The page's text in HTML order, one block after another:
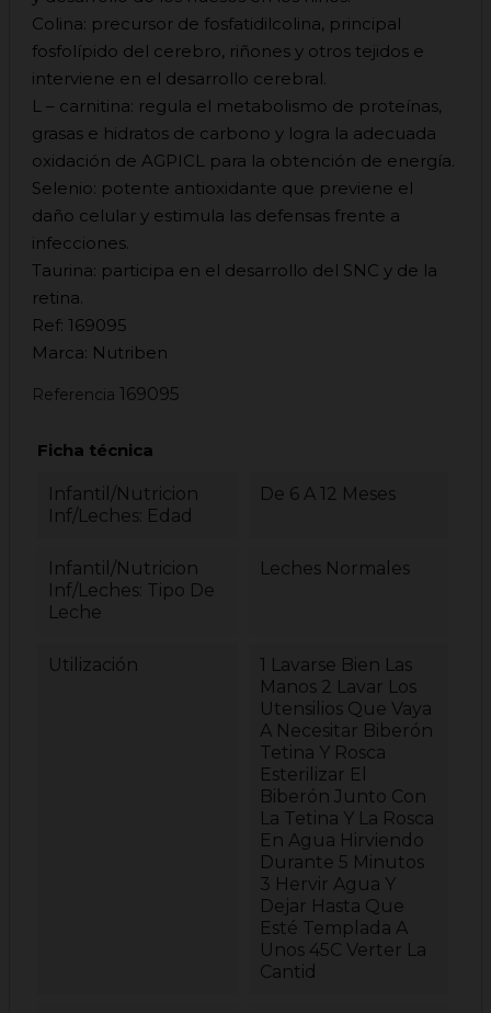
Colina: precursor de fosfatidilcolina, principal
fosfolípido del cerebro, riñones y otros tejidos e
interviene en el desarrollo cerebral.
L – carnitina: regula el metabolismo de proteínas,
grasas e hidratos de carbono y logra la adecuada
oxidación de AGPICL para la obtención de energía.
Selenio: potente antioxidante que previene el
daño celular y estimula las defensas frente a
infecciones.
Taurina: participa en el desarrollo del SNC y de la
retina.
Ref: 169095
Marca: Nutriben
Referencia 169095
Ficha técnica
Infantil/nutricion
Inf/Leches: Edad
De 6 A 12 Meses
Infantil/Nutricion
Inf/Leches: Tipo De
Leche
Leches Normales
Utilización
1 Lavarse Bien Las
Manos 2 Lavar Los
Utensilios Que Vaya
A Necesitar Biberón
Tetina Y Rosca
Esterilizar El
Biberón Junto Con
La Tetina Y La Rosca
En Agua Hirviendo
Durante 5 Minutos
3 Hervir Agua Y
Dejar Hasta Que
Esté Templada A
Unos 45C Verter La
Cantid